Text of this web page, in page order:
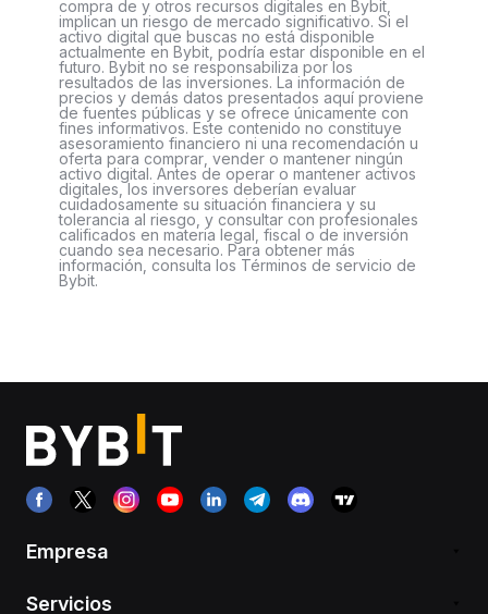
compra de y otros recursos digitales en Bybit,
implican un riesgo de mercado significativo. Si el
activo digital que buscas no está disponible
actualmente en Bybit, podría estar disponible en el
futuro. Bybit no se responsabiliza por los
resultados de las inversiones. La información de
precios y demás datos presentados aquí proviene
de fuentes públicas y se ofrece únicamente con
fines informativos. Este contenido no constituye
asesoramiento financiero ni una recomendación u
oferta para comprar, vender o mantener ningún
activo digital. Antes de operar o mantener activos
digitales, los inversores deberían evaluar
cuidadosamente su situación financiera y su
tolerancia al riesgo, y consultar con profesionales
calificados en materia legal, fiscal o de inversión
cuando sea necesario. Para obtener más
información, consulta los Términos de servicio de
Bybit.
Empresa
Servicios